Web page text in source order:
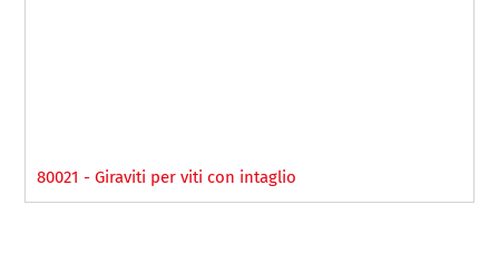
80021 - Giraviti per viti con intaglio